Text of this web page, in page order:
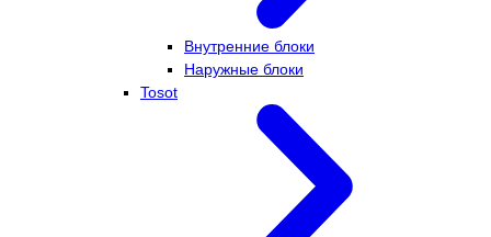
Внутренние блоки
Наружные блоки
Tosot